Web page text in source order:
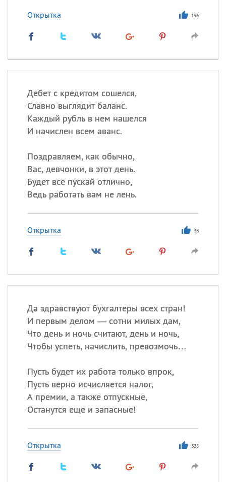
Открытка 196
Дебет с кредитом сошелся,
Славно выглядит баланс.
Каждый рубль в нем нашелся
И начислен всем аванс.
Поздравляем, как обычно,
Вас, девчонки, в этот день.
Будет всё пускай отлично,
Ведь работать вам не лень.
Открытка 38
Да здравствуют бухгалтеры всех стран!
И первым делом — сотни милых дам,
Что день и ночь считают, день и ночь,
Чтобы успеть, начислить, превозмочь…
Пусть будет их работа только впрок,
Пусть верно исчисляется налог,
А премии, а также отпускные,
Останутся еще и запасные!
Открытка 325